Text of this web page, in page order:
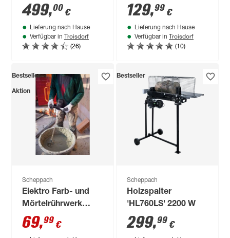
3000 W
499,00 €
Lieferung nach Hause
Verfügbar in Troisdorf
(26)
Edition' 2000 W, mit
2 Sägeblättern
129,99 €
Lieferung nach Hause
Verfügbar in Troisdorf
(10)
Bestseller
Aktion
Scheppach
Elektro Farb- und
Mörtelrührwerk
'TRW1200' 1200 W
inkl. 2 Rührstäben
69,99 €
Bestseller
Scheppach
Holzspalter
'HL760LS' 2200 W
299,99 €